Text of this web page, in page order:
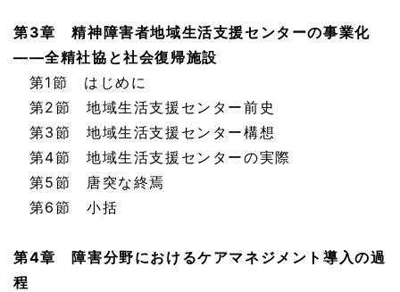
第3章 精神障害者地域生活支援センターの事業化
——全精社協と社会復帰施設
第1節 はじめに
第2節 地域生活支援センター前史
第3節 地域生活支援センター構想
第4節 地域生活支援センターの実際
第5節 唐突な終焉
第6節 小括
第4章 障害分野におけるケアマネジメント導入の過
程